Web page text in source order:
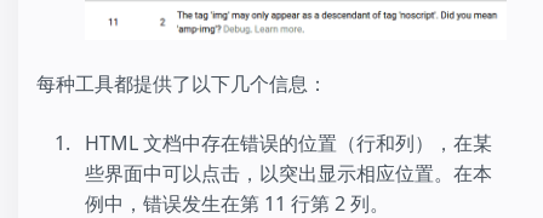
每种工具都提供了以下几个信息：
HTML 文档中存在错误的位置（行和列），在某
些界面中可以点击，以突出显示相应位置。在本
例中，错误发生在第 11 行第 2 列。